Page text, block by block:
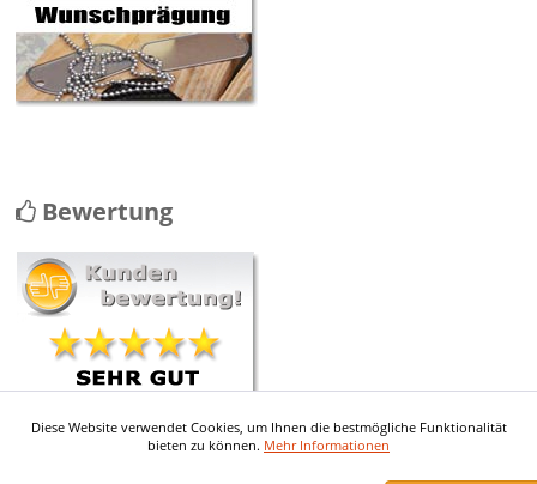
Bewertung
Contact avec le service client
vraiment au top Envoi rapide et les
Diese Website verwendet Cookies, um Ihnen die bestmögliche Funktionalität
bieten zu können. Mehr Informationen